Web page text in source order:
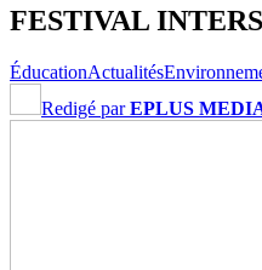
FESTIVAL
ÉducationActualités
Redigé parEPLUS